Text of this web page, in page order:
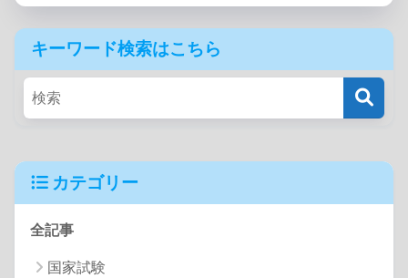
キーワード検索はこちら
カテゴリー
全記事
国家試験